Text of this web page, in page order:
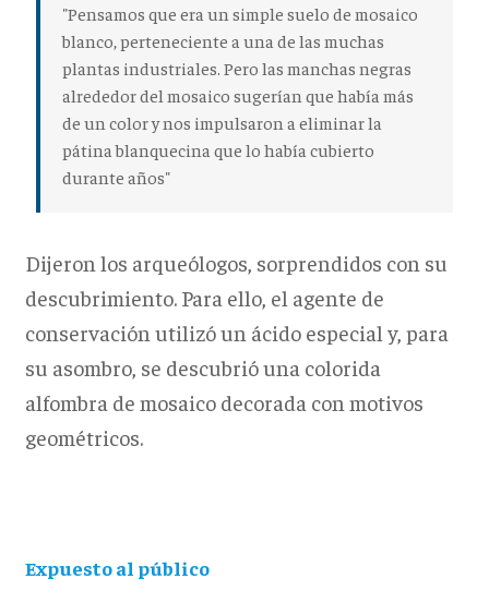
"Pensamos que era un simple suelo de mosaico
blanco, perteneciente a una de las muchas
plantas industriales. Pero las manchas negras
alrededor del mosaico sugerían que había más
de un color y nos impulsaron a eliminar la
pátina blanquecina que lo había cubierto
durante años"
Dijeron los arqueólogos, sorprendidos con su
descubrimiento. Para ello, el agente de
conservación utilizó un ácido especial y, para
su asombro, se descubrió una colorida
alfombra de mosaico decorada con motivos
geométricos.
Expuesto al público